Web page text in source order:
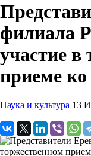
филиала
участие в
приеме
Наука и культура 13